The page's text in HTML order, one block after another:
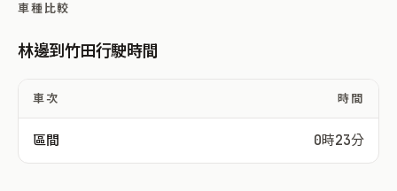
車種比較
林邊到竹田行駛時間
車次 時間
區間 0時23分